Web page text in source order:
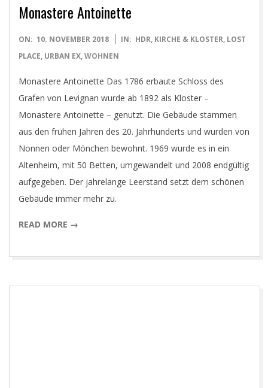
Monastere Antoinette
2018-
11-
ON: 10. NOVEMBER 2018 IN: HDR, KIRCHE & KLOSTER, LOST
PLACE, URBAN EX,WOHNEN
Monastere Antoinette Das 1786 erbaute Schloss des
Grafen von Levignan wurde ab 1892 als Kloster –
Monastere Antoinette – genutzt. Die Gebäude stammen
aus den frühen Jahren des 20. Jahrhunderts und wurden von
Nonnen oder Mönchen bewohnt. 1969 wurde es in ein
Altenheim, mit 50 Betten, umgewandelt und 2008 endgültig
aufgegeben. Der jahrelange Leerstand setzt dem schönen
Gebäude immer mehr zu.
READ MORE →